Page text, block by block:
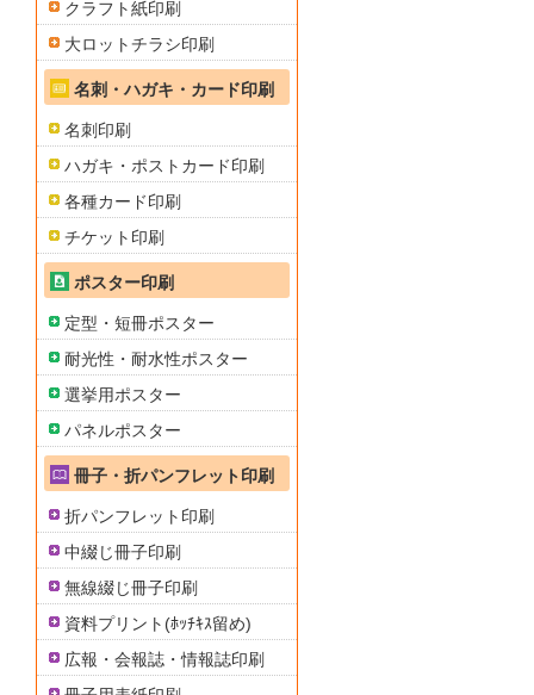
クラフト紙印刷
大ロットチラシ印刷
名刺・ハガキ・カード印刷
名刺印刷
ハガキ・ポストカード印刷
各種カード印刷
チケット印刷
ポスター印刷
定型・短冊ポスター
耐光性・耐水性ポスター
選挙用ポスター
パネルポスター
冊子・折パンフレット印刷
折パンフレット印刷
中綴じ冊子印刷
無線綴じ冊子印刷
資料プリント(ﾎｯﾁｷｽ留め)
広報・会報誌・情報誌印刷